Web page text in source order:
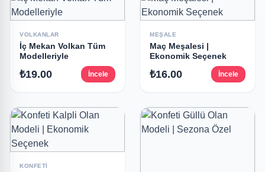
VOLKANLAR
İç Mekan Volkan Tüm
Modelleriyle
₺19.00 İncele
MEŞALE
Maç Meşalesi |
Ekonomik Seçenek
₺16.00 İncele
KONFETI